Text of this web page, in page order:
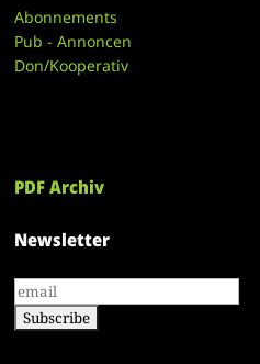
Abonnements
Pub - Annoncen
Don/Kooperativ
PDF Archiv
Newsletter